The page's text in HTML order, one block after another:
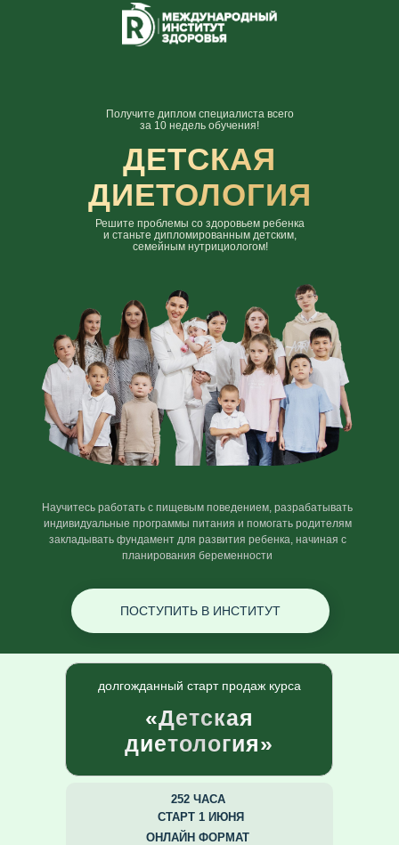
ПОСТУПИТЬ В ИНСТИТУТ
Решите проблемы со здоровьем ребенка
и станьте дипломированным детским,
семейным нутрициологом!
ДЕТСКАЯ
ДИЕТОЛОГИЯ
Получите диплом специалиста всего
за 10 недель обучения!
Научитесь работать с пищевым поведением, разрабатывать
индивидуальные программы питания и помогать родителям
закладывать фундамент для развития ребенка, начиная с
планирования беременности
«Детская
диетология»
долгожданный старт продаж курса
ОНЛАЙН ФОРМАТ
СТАРТ 1 ИЮНЯ
252 ЧАСА
Стажировка диетолога-консультанта
мобильная версия только